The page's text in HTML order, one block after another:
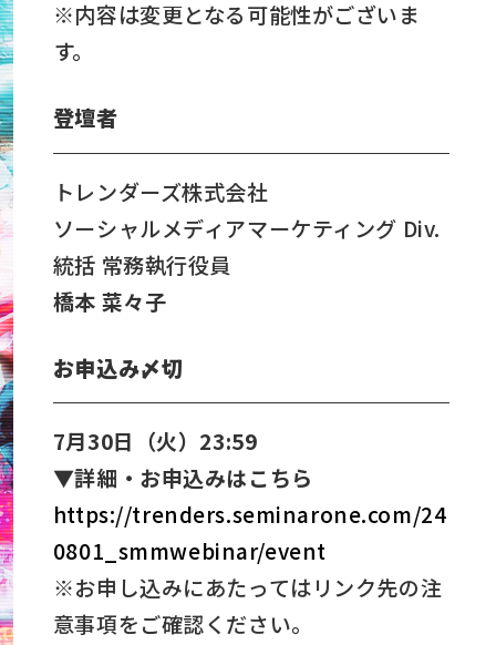
※内容は変更となる可能性がございま
す。
登壇者
トレンダーズ株式会社
ソーシャルメディアマーケティング Div.
統括 常務執行役員
橋本 菜々子
お申込み〆切
7月30日（火）23:59
▼詳細・お申込みはこちら
https://trenders.seminarone.com/24
0801_smmwebinar/event
※お申し込みにあたってはリンク先の注
意事項をご確認ください。